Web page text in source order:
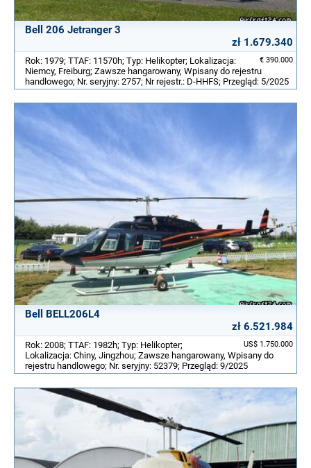
Bell 206 Jetranger 3
zł 1.679.340
€ 390.000
Rok: 1979; TTAF: 11570h; Typ: Helikopter; Lokalizacja:
Niemcy, Freiburg; Zawsze hangarowany, Wpisany do rejestru
handlowego; Nr. seryjny: 2757; Nr rejestr.: D-HHFS; Przegląd: 5/2025
Bell BELL206L4
zł 6.521.984
US$ 1.750.000
Rok: 2008; TTAF: 1982h; Typ: Helikopter;
Lokalizacja: Chiny, Jingzhou; Zawsze hangarowany, Wpisany do
rejestru handlowego; Nr. seryjny: 52379; Przegląd: 9/2025